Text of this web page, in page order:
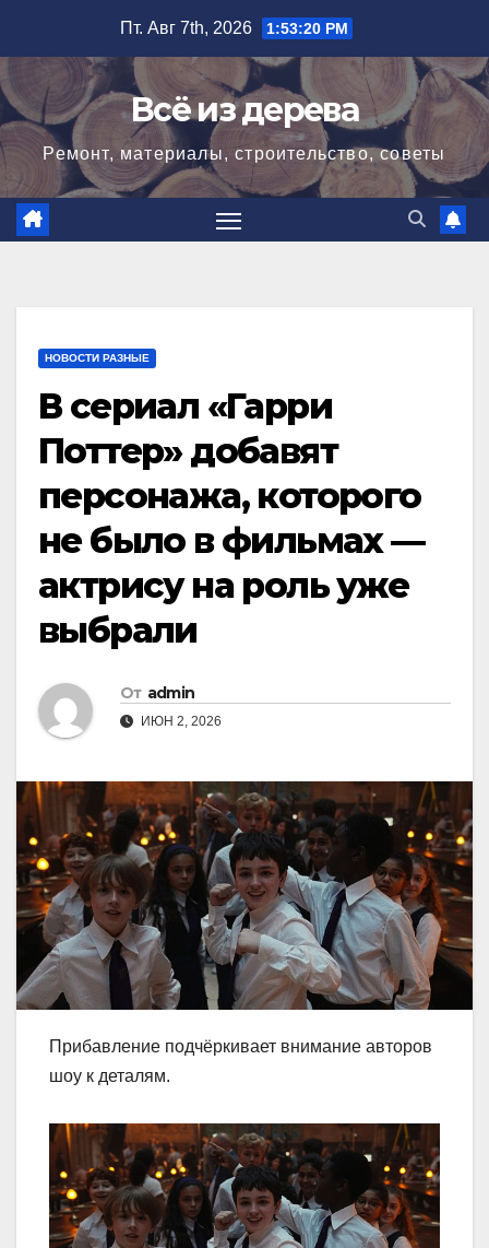
содержимому
Пт. Авг 7th, 2026 1:53:22 PM
Всё из дерева
Ремонт, материалы, строительство, советы
НОВОСТИ РАЗНЫЕ
В сериал «Гарри
Поттер» добавят
персонажа, которого
не было в фильмах —
актрису на роль уже
выбрали
От admin
ИЮН 2, 2026
Прибавление подчёркивает внимание авторов
шоу к деталям.